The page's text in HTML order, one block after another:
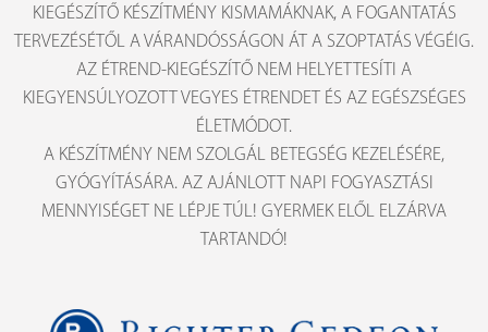
KIEGÉSZÍTŐ KÉSZÍTMÉNY KISMAMÁKNAK, A FOGANTATÁS
TERVEZÉSÉTŐL A VÁRANDÓSSÁGON ÁT A SZOPTATÁS VÉGÉIG.
AZ ÉTREND-KIEGÉSZÍTŐ NEM HELYETTESÍTI A
KIEGYENSÚLYOZOTT VEGYES ÉTRENDET ÉS AZ EGÉSZSÉGES
ÉLETMÓDOT.
A KÉSZÍTMÉNY NEM SZOLGÁL BETEGSÉG KEZELÉSÉRE,
GYÓGYÍTÁSÁRA. AZ AJÁNLOTT NAPI FOGYASZTÁSI
MENNYISÉGET NE LÉPJE TÚL! GYERMEK ELŐL ELZÁRVA
TARTANDÓ!